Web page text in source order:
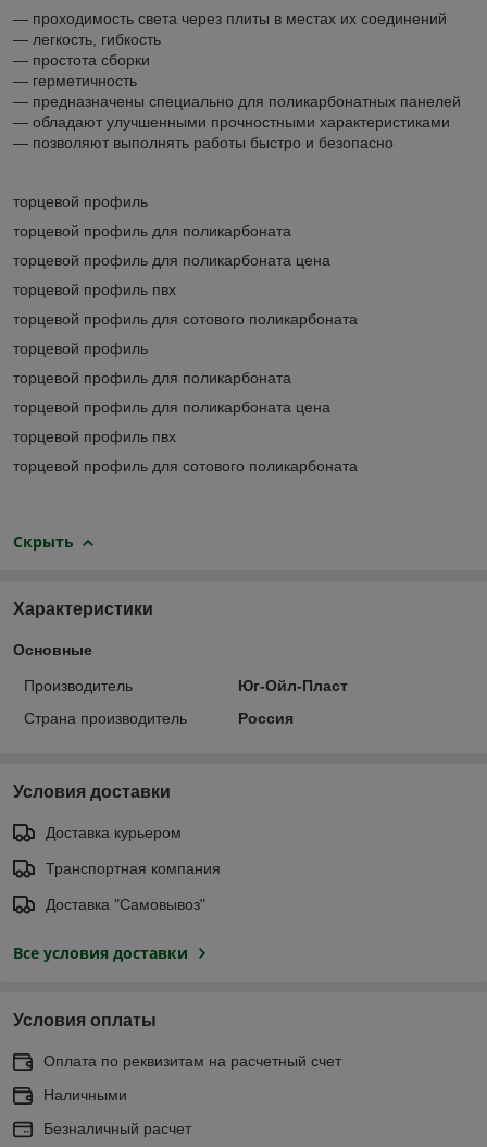
— проходимость света через плиты в местах их соединений
— легкость, гибкость
— простота сборки
— герметичность
— предназначены специально для поликарбонатных панелей
— обладают улучшенными прочностными характеристиками
— позволяют выполнять работы быстро и безопасно
торцевой профиль
торцевой профиль для поликарбоната
торцевой профиль для поликарбоната цена
торцевой профиль пвх
торцевой профиль для сотового поликарбоната
торцевой профиль
торцевой профиль для поликарбоната
торцевой профиль для поликарбоната цена
торцевой профиль пвх
торцевой профиль для сотового поликарбоната
Скрыть
Характеристики
Основные
Производитель
Юг-Ойл-Пласт
Страна производитель
Россия
Условия доставки
Доставка курьером
Транспортная компания
Доставка "Самовывоз"
Все условия доставки
Условия оплаты
Оплата по реквизитам на расчетный счет
Наличными
Безналичный расчет